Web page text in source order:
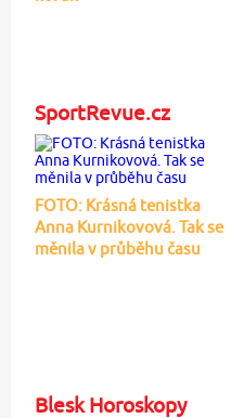
SportRevue.cz
FOTO: Krásná tenistka
Anna Kurnikovová. Tak se
měnila v průběhu času
Blesk Horoskopy